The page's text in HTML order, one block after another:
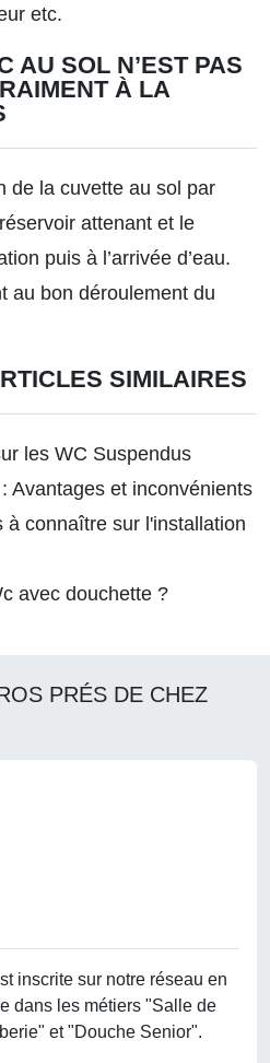
etc.
AU SOL N’EST PAS
À LA
de la cuvette au sol par
attenant et le
puis à l’arrivée d’eau.
au bon déroulement du
SIMILAIRES
les WC Suspendus
Avantages et inconvénients
connaître sur l'installation
avec douchette ?
PRÉS DE CHEZ
inscrite sur notre réseau en
dans les métiers "Salle de
et "Douche Senior".